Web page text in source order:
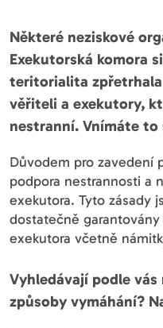
Některé neziskové
Exekutorská komora
teritorialita
věřiteli a exekutory,
nestranní. Vnímáte to
Důvodem pro zavedení
podpora nestrannosti a
exekutora. Tyto zásady
dostatečně
exekutora včetně
Vyhledávají podle
způsoby vymáhání?